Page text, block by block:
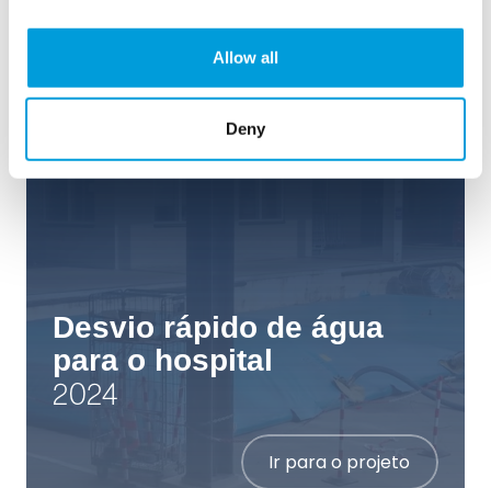
Allow all
Deny
Desvio rápido de água
para o hospital
2024
Ir para o projeto